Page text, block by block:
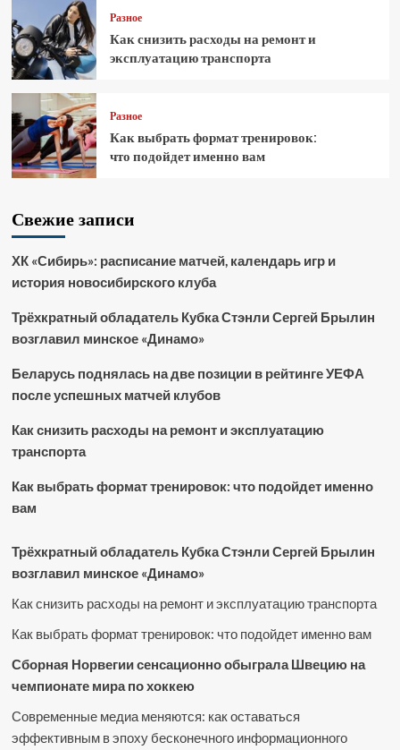
Разное
Как снизить расходы на ремонт и
эксплуатацию транспорта
Разное
Как выбрать формат тренировок:
что подойдет именно вам
Свежие записи
ХК «Сибирь»: расписание матчей, календарь игр и
история новосибирского клуба
Трёхкратный обладатель Кубка Стэнли Сергей Брылин
возглавил минское «Динамо»
Беларусь поднялась на две позиции в рейтинге УЕФА
после успешных матчей клубов
Как снизить расходы на ремонт и эксплуатацию
транспорта
Как выбрать формат тренировок: что подойдет именно
вам
Трёхкратный обладатель Кубка Стэнли Сергей Брылин
возглавил минское «Динамо»
Как снизить расходы на ремонт и эксплуатацию транспорта
Как выбрать формат тренировок: что подойдет именно вам
Сборная Норвегии сенсационно обыграла Швецию на
чемпионате мира по хоккею
Современные медиа меняются: как оставаться
эффективным в эпоху бесконечного информационного